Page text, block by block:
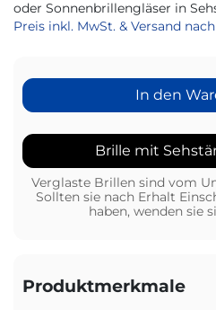
oder Sonnenbrillengläser in
Preis inkl. MwSt. & Versand nach
In den
Brille mit
Verglaste Brillen sind vom
Sollten sie nach Erhalt
haben, wenden sie
Produktmerkmale